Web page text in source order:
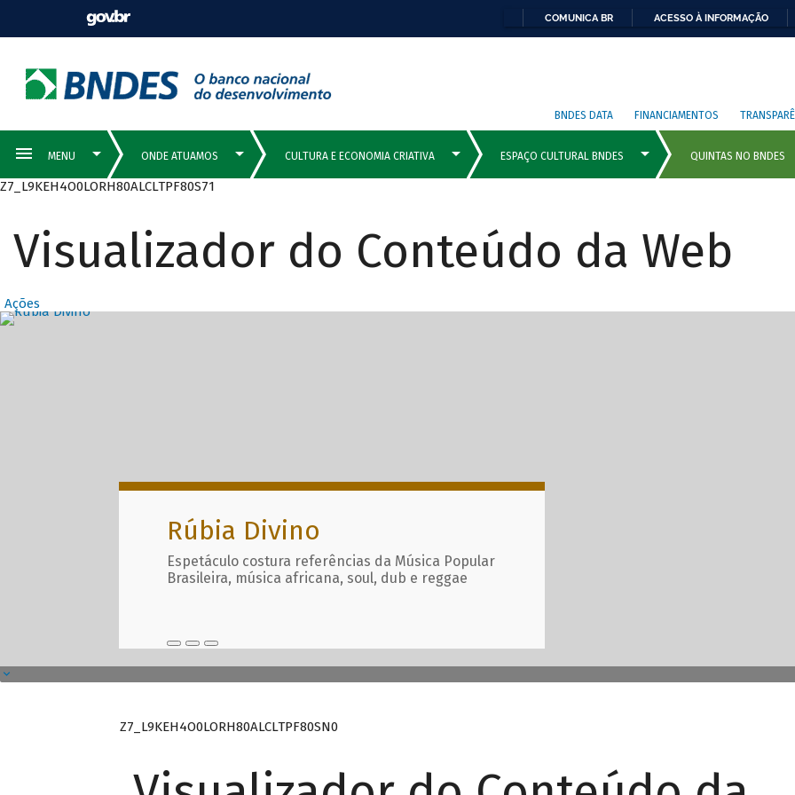
COMUNICA BR ACESSO À INFORMAÇÃO
BNDES DATA FINANCIAMENTOS
Z7_L9KEH4O0LORH80ALCLTPF80S71
Visualizador do Conteúdo da Web
Ações
Destaques Principais com
Rúbia Divino
Espetáculo costura referências da Música Popular
Brasileira, música africana, soul, dub e reggae
Z7_L9KEH4O0LORH80ALCLTPF80SN0